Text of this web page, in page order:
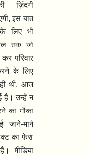
ज़िंदगी
इस बात
लिए भी
तक जो
परिवार
के लिए
थी, आज
है। उन्हें न
का मौका
जाने-माने
का फेस
मीडिया